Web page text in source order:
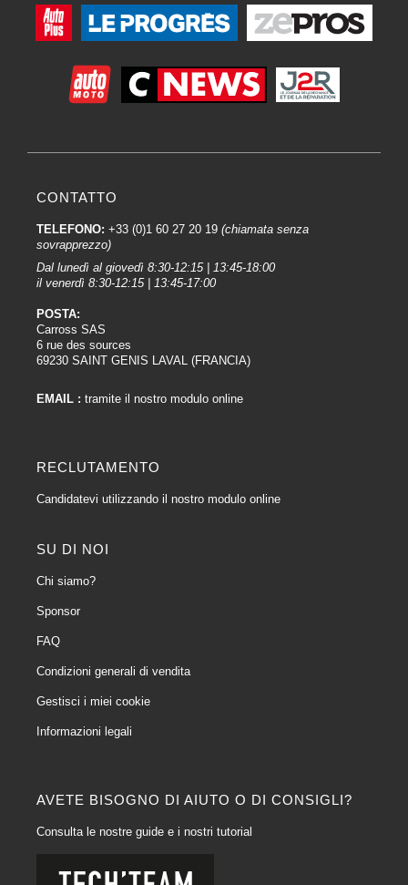
AVETE BISOGNO DI AIUTO O DI CONSIGLI?
Consulta le nostre guide e i nostri tutorial
CONTATTO
TELEFONO: +33 (0)1 60 27 20 19 (chiamata senza
sovrapprezzo)
Dal lunedì al giovedì 8:30-12:15 | 13:45-18:00
il venerdì 8:30-12:15 | 13:45-17:00
POSTA:
Carross SAS
6 rue des sources
69230 SAINT GENIS LAVAL (FRANCIA)
EMAIL : tramite il nostro modulo online
RECLUTAMENTO
Candidatevi utilizzando il nostro modulo online
SU DI NOI
Chi siamo?
Sponsor
FAQ
Condizioni generali di vendita
Gestisci i miei cookie
Informazioni legali